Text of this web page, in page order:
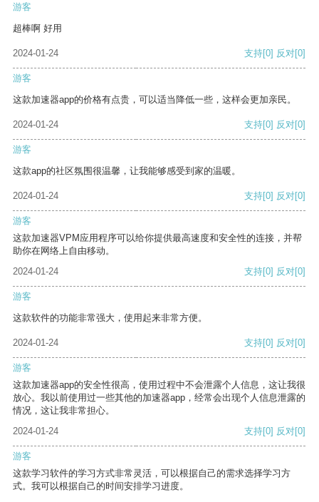
游客
超棒啊 好用
2024-01-24 支持[0] 反对[0]
游客
这款加速器app的价格有点贵，可以适当降低一些，这样会更加亲民。
2024-01-24 支持[0] 反对[0]
游客
这款app的社区氛围很温馨，让我能够感受到家的温暖。
2024-01-24 支持[0] 反对[0]
游客
这款加速器VPM应用程序可以给你提供最高速度和安全性的连接，并帮
助你在网络上自由移动。
2024-01-24
支持[0] 反对[0]
游客
这款软件的功能非常强大，使用起来非常方便。
2024-01-24 支持[0] 反对[0]
游客
这款加速器app的安全性很高，使用过程中不会泄露个人信息，这让我很
放心。我以前使用过一些其他的加速器app，经常会出现个人信息泄露的
情况，这让我非常担心。
2024-01-24
支持[0] 反对[0]
游客
这款学习软件的学习方式非常灵活，可以根据自己的需求选择学习方
式。我可以根据自己的时间安排学习进度。